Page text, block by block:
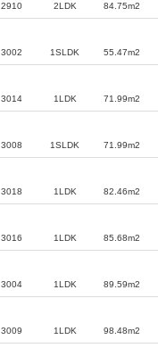
2910 2LDK 84.75m2
3002 1SLDK 55.47m2
3014 1LDK 71.99m2
3008 1SLDK 71.99m2
3018 1LDK 82.46m2
3016 1LDK 85.68m2
3004 1LDK 89.59m2
3009 1LDK 98.48m2